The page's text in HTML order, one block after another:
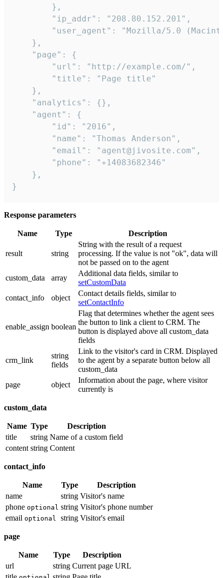
        },
        "ip_addr": "208.80.152.201",
"user_agent": "Mozilla/5.0
    },
    "page": {
        "url": "http://example.com/",
        "title": "Page title"
    },
    "analytics": {},
    "agent": {
        "id": "2016",
        "name": "Thomas Anderson",
        "email": "agent@jivosite.com",
        "phone": "+14083682346"
    },
}
Response parameters
Name Type Description
result string
String with the result of a request
processing. If the value is not "ok", data will
not be passed on to the agent
custom_data
array
Additional data fields, similar to
setCustomData
contact_info
object
Contact details fields, similar to
setContactInfo
enable_assign boolean
Flag that determines whether the agent sees
the button to link a client to CRM. The
button is displayed above all custom_data
fields
crm_link
string
fields
Link to the visitor's card in CRM. Displayed
to the agent by a separate button below all
custom_data
page
object
Information about the page, where visitor
currently is
custom_data
Name Type
Description
title
string Name of a custom field
content string Content
contact_info
Name Type
Description
name
string Visitor's name
phone optional string Visitor's phone number
email optional string Visitor's email
page
Name Type
Description
url
string Current page URL